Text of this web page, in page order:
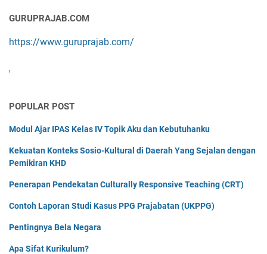
GURUPRAJAB.COM
https://www.guruprajab.com/
'
POPULAR POST
Modul Ajar IPAS Kelas IV Topik Aku dan Kebutuhanku
Kekuatan Konteks Sosio-Kultural di Daerah Yang Sejalan dengan
Pemikiran KHD
Penerapan Pendekatan Culturally Responsive Teaching (CRT)
Contoh Laporan Studi Kasus PPG Prajabatan (UKPPG)
Pentingnya Bela Negara
Apa Sifat Kurikulum?